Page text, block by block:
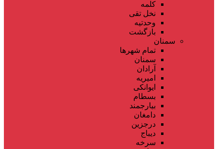
کلمه
نخل تقی
وحدتیه
بازگشت
سمنان
تمام شهر‌ها
سمنان
آرادان
امیریه
ایوانکی
بسطام
بیارجمند
دامغان
درجزین
دیباج
سرخه